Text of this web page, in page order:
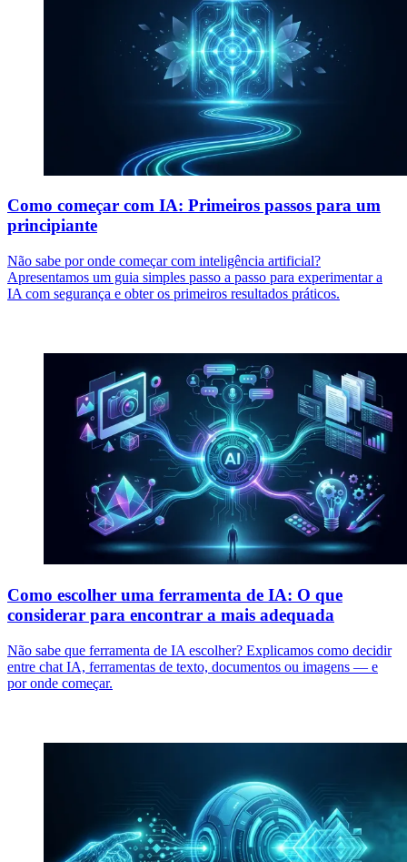
Como começar com IA: Primeiros passos para um
principiante
Não sabe por onde começar com inteligência artificial?
Apresentamos um guia simples passo a passo para experimentar a
IA com segurança e obter os primeiros resultados práticos.
Como escolher uma ferramenta de IA: O que
considerar para encontrar a mais adequada
Não sabe que ferramenta de IA escolher? Explicamos como decidir
entre chat IA, ferramentas de texto, documentos ou imagens — e
por onde começar.